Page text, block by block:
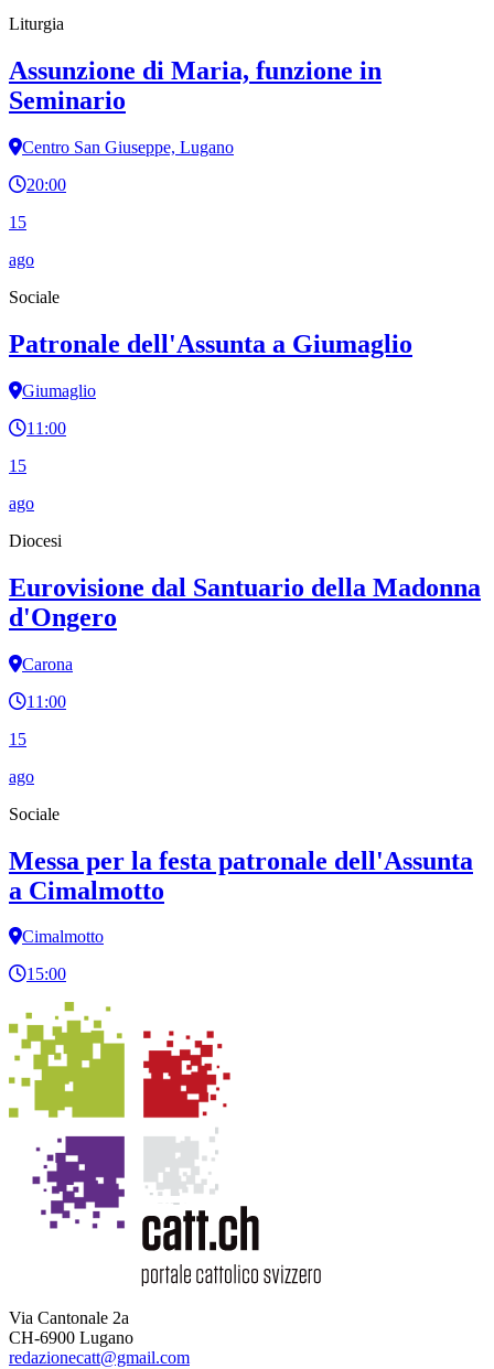
Liturgia
Assunzione di Maria, funzione in
Seminario
Centro San Giuseppe, Lugano
20:00
15
ago
Sociale
Patronale dell'Assunta a Giumaglio
Giumaglio
11:00
15
ago
Diocesi
Eurovisione dal Santuario della Madonna
d'Ongero
Carona
11:00
15
ago
Sociale
Messa per la festa patronale dell'Assunta
a Cimalmotto
Cimalmotto
15:00
Via Cantonale 2a
CH-6900 Lugano
redazionecatt@gmail.com